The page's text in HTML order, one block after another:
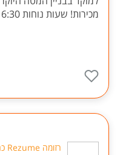
מכירות! שעות נוחות 08:00-16:30 ללא...
רזומה Rezume כח אדם והשמה